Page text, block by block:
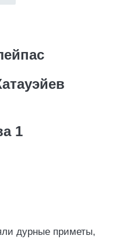
1
дурные приметы,